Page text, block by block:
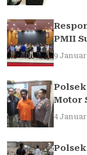
PMII
9
Motor
4